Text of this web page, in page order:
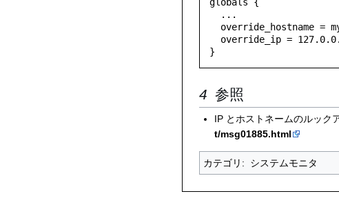
}
参照
IP とホストネームのルック
t/msg01885.html
カテゴリ : システムモニタ